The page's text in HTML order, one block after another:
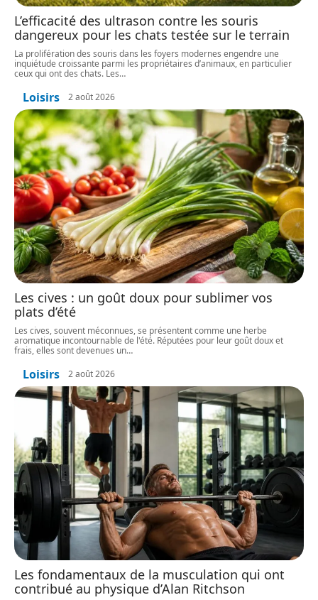
L’efficacité des ultrason contre les souris
dangereux pour les chats testée sur le terrain
La prolifération des souris dans les foyers modernes engendre une
inquiétude croissante parmi les propriétaires d’animaux, en particulier
ceux qui ont des chats. Les…
Loisirs 2 août 2026
Les cives : un goût doux pour sublimer vos
plats d’été
Les cives, souvent méconnues, se présentent comme une herbe
aromatique incontournable de l'été. Réputées pour leur goût doux et
frais, elles sont devenues un…
Loisirs 2 août 2026
Les fondamentaux de la musculation qui ont
contribué au physique d’Alan Ritchson